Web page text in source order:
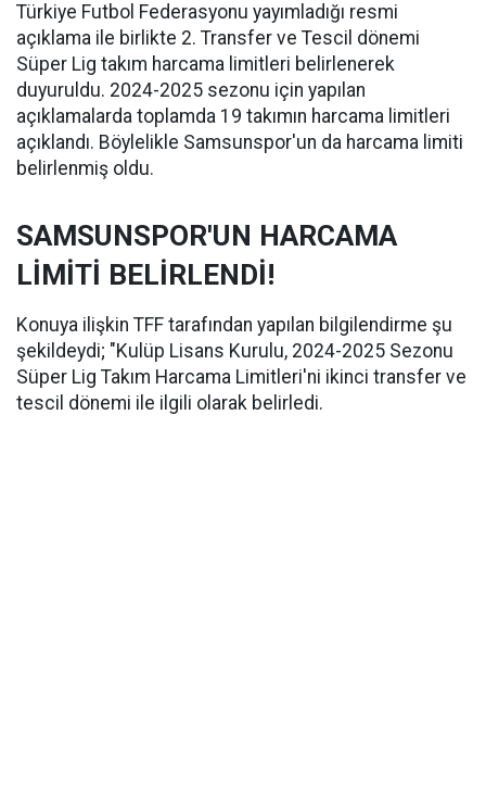
Türkiye Futbol Federasyonu yayımladığı resmi
açıklama ile birlikte 2. Transfer ve Tescil dönemi
Süper Lig takım harcama limitleri belirlenerek
duyuruldu. 2024-2025 sezonu için yapılan
açıklamalarda toplamda 19 takımın harcama limitleri
açıklandı. Böylelikle Samsunspor'un da harcama limiti
belirlenmiş oldu.
SAMSUNSPOR'UN HARCAMA
LİMİTİ BELİRLENDİ!
Konuya ilişkin TFF tarafından yapılan bilgilendirme şu
şekildeydi; "Kulüp Lisans Kurulu, 2024-2025 Sezonu
Süper Lig Takım Harcama Limitleri'ni ikinci transfer ve
tescil dönemi ile ilgili olarak belirledi.